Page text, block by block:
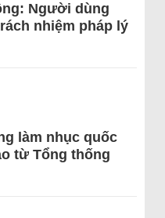
Người dùng
nhiệm pháp lý
làm nhục quốc
từ Tổng thống